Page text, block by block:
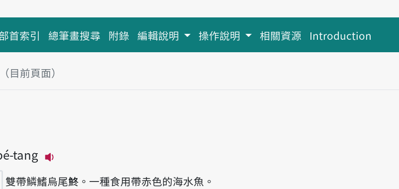
首索引 總筆畫搜尋 附錄 編輯說明 操作說明 相關資源 Introduction
目前頁面）
tang
雙帶鱗鰭烏尾鮗。一種食用帶赤色的海水魚。